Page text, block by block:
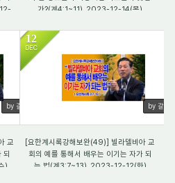
가?(계4:1~11)_2023-12-14(목)
by 갈렙
교
되
)
12
DEC
by 갈렙
570
[요한계시록강해보완(49)] 빌라델비아 교
회의 예를 통해서 배우는 이기는 자가 되
는 법(계3:7~13)_2023-12-12(화)